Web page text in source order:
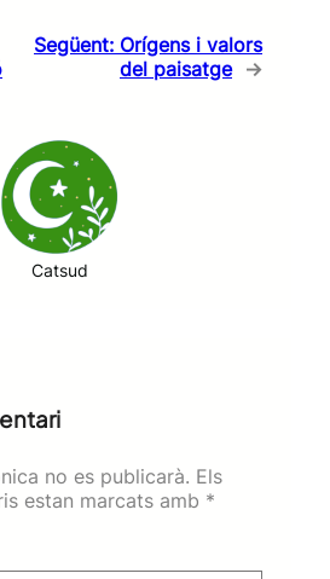
Següent: Orígens i valors
del paisatge →
Catsud
no es publicarà. Els
estan marcats amb *